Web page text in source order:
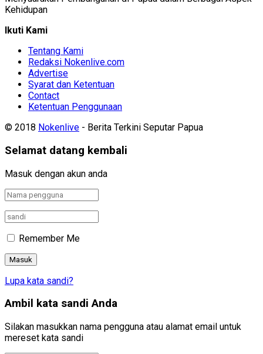
Kehidupan
Ikuti Kami
Tentang Kami
Redaksi Nokenlive.com
Advertise
Syarat dan Ketentuan
Contact
Ketentuan Penggunaan
© 2018 Nokenlive - Berita Terkini Seputar Papua
Selamat datang kembali
Masuk dengan akun anda
Remember Me
Lupa kata sandi?
Ambil kata sandi Anda
Silakan masukkan nama pengguna atau alamat email untuk
mereset kata sandi